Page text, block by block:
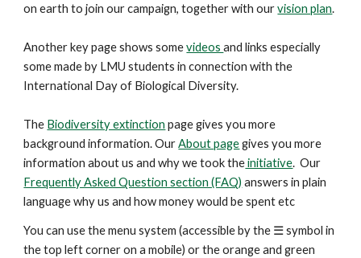
on earth to join our campaign, together with ourvision plan.
Another keypageshows somevideosand links especially
some made by LMU students in connection with the
International Day of Biological Diversity.
The Biodiversity extinction page gives you more
background information. OurAbout pagegives you more
information about us and why we took theinitiative. Our
Frequently Asked Question section (FAQ) answers in plain
language why us and how money would be spent etc
You can use the menu system (accessible by the ☰ symbol in
the top left corner on a mobile) or the orange and green